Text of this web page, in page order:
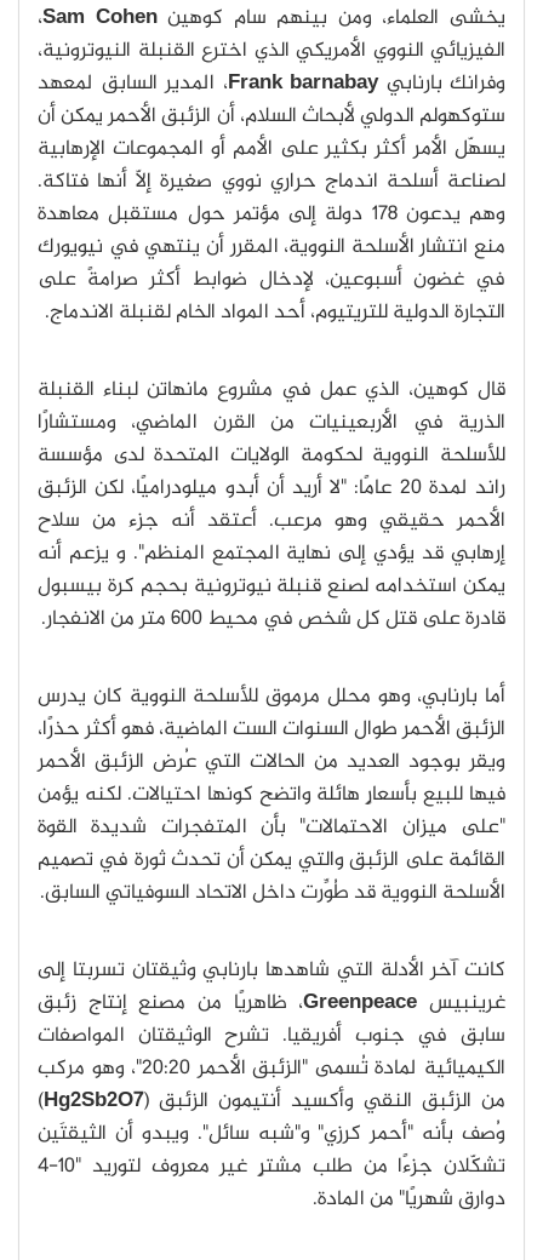
يخشى العلماء، ومن بينهم سام كوهينSam Cohen،
الفيزيائي النووي الأمريكي الذي اخترع القنبلة النيوترونية،
وفرانك بارنابيFrank barnabay، المدير السابق لمعهد
ستوكهولم الدولي لأبحاث السلام، أن الزئبق الأحمر يمكن أن
يسهّل الأمر أكثر بكثير على الأمم أو المجموعات الإرهابية
لصناعة أسلحة اندماج حراري نووي صغيرة إلّا أنها فتاكة.
وهم يدعون 178 دولة إلى مؤتمر حول مستقبل معاهدة
منع انتشار الأسلحة النووية، المقرر أن ينتهي في نيويورك
في غضون أسبوعين، لإدخال ضوابط أكثر صرامةً على
التجارة الدولية للتريتيوم، أحد المواد الخام لقنبلة الاندماج.
قال كوهين، الذي عمل في مشروع مانهاتن لبناء القنبلة
الذرية في الأربعينيات من القرن الماضي، ومستشارًا
للأسلحة النووية لحكومة الولايات المتحدة لدى مؤسسة
راند لمدة 20 عامًا: "لا أريد أن أبدو ميلودراميًا، لكن الزئبق
الأحمر حقيقي وهو مرعب. أعتقد أنه جزء من سلاح
إرهابي قد يؤدي إلى نهاية المجتمع المنظم". و يزعم أنه
يمكن استخدامه لصنع قنبلة نيوترونية بحجم كرة بيسبول
قادرة على قتل كل شخص في محيط 600 متر من الانفجار.
أما بارنابي، وهو محلل مرموق للأسلحة النووية كان يدرس
الزئبق الأحمر طوال السنوات الست الماضية، فهو أكثر حذرًا،
ويقر بوجود العديد من الحالات التي عُرض الزئبق الأحمر
فيها للبيع بأسعارٍ هائلة واتضح كونها احتيالات. لكنه يؤمن
"على ميزان الاحتمالات" بأن المتفجرات شديدة القوة
القائمة على الزئبق والتي يمكن أن تحدث ثورة في تصميم
الأسلحة النووية قد طُوِّرت داخل الاتحاد السوفياتي السابق.
كانت آخر الأدلة التي شاهدها بارنابي وثيقتان تسربتا إلى
غرينبيس Greenpeace، ظاهريًا من مصنع إنتاج زئبق
سابق في جنوب أفريقيا. تشرح الوثيقتان المواصفات
الكيميائية لمادة تُسمى "الزئبق الأحمر 20:20"، وهو مركب
من الزئبق النقي وأكسيد أنتيمون الزئبق (Hg2Sb2O7
)
وُصف بأنه "أحمر كرزي" و"شبه سائل". ويبدو أن الثيقتَين
تشكّلان جزءًا من طلب مشترٍ غير معروف لتوريد "10-4
دوارق شهريًا" من المادة.